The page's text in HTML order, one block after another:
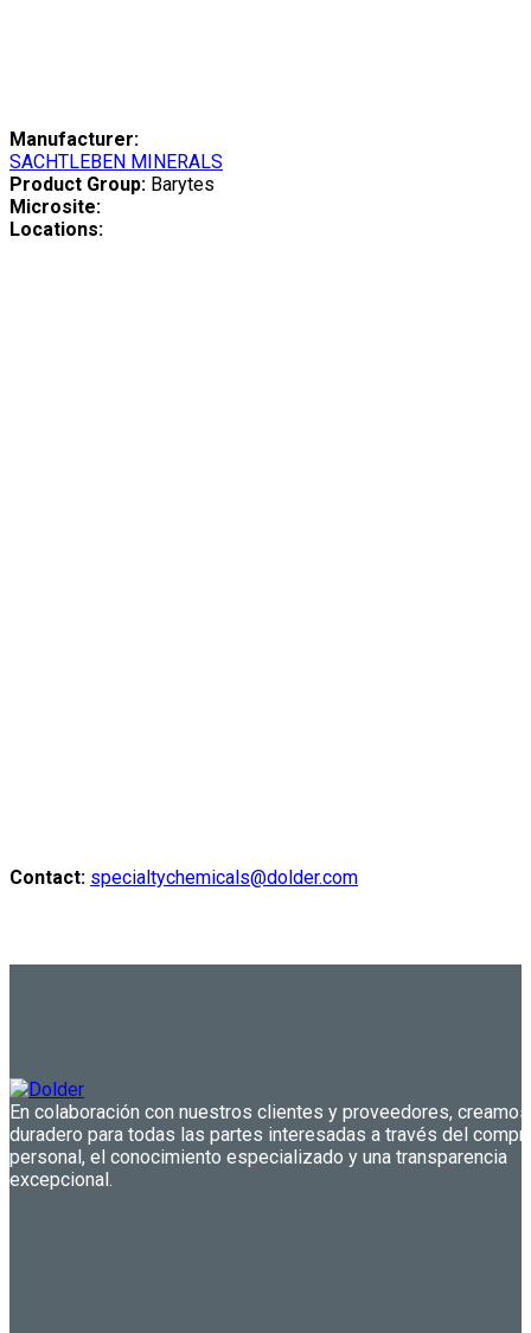
Manufacturer:
SACHTLEBEN MINERALS
Product Group: Barytes
Microsite:
Locations:
Contact: specialtychemicals@dolder.com
En colaboración con nuestros clientes y proveedores,
duradero para todas las partes interesadas a través del
personal, el conocimiento especializado y una transparencia
excepcional.